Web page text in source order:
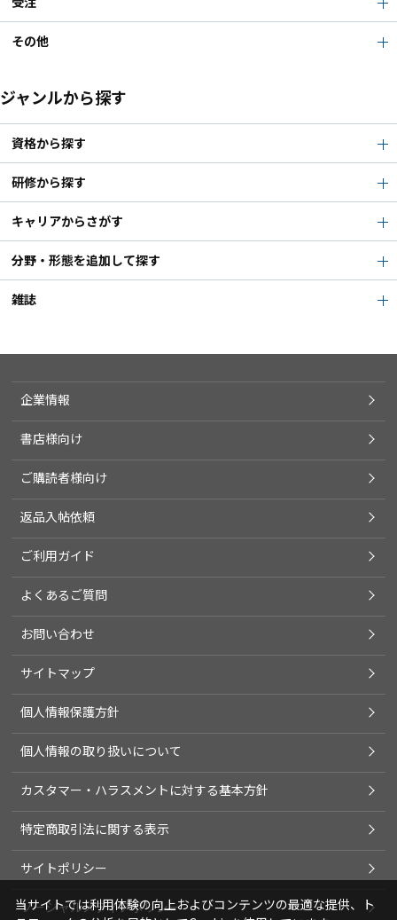
その他
ジャンルから探す
資格から探す
研修から探す
キャリアからさがす
分野・形態を追加して探す
雑誌
企業情報
書店様向け
ご購読者様向け
返品入帖依頼
ご利用ガイド
よくあるご質問
お問い合わせ
サイトマップ
個人情報保護方針
個人情報の取り扱いについて
カスタマー・ハラスメントに対する基本方針
特定商取引法に関する表示
サイトポリシー
ソーシャルメディアポリシー
当サイトでは利用体験の向上およびコンテンツの最適な提供、ト